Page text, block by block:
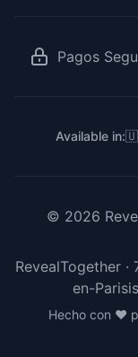
Revelación en el
RevealTogether vs
Pagos
Available in:
© 2026
RevealTogether
en-
Hecho con ❤️